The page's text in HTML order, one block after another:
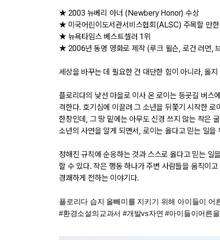
★ 2003 뉴베리 아너 (Newbery Honor) 수상
★ 미국어린이도서관서비스협회(ALSC) 주목할 만
★ 뉴욕타임스 베스트셀러 1위
★ 2006년 동명 영화로 제작 (루크 윌슨, 로건 러먼,
세상을 바꾸는 데 필요한 건 대단한 힘이 아니라, 옳
플로리다의 낯선 마을로 이사 온 로이는 등굣길 버스
격한다. 호기심에 이끌려 그 소년을 뒤쫓기 시작한
한창인데, 그 땅 밑에는 아무도 신경 쓰지 않는 작은
소년의 사연을 알게 되면서, 로이는 옳다고 믿는 일
정해진 규칙에 순응하는 것과 스스로 옳다고 믿는 일
할 수 있다. 작은 행동 하나가 주변 사람들을 움직이
경쾌하게 전하는 이야기다.
플로리다 습지 올빼미를 지키기 위해 아이들이
#환경소설의교과서 #개발vs자연 #아이들이어른